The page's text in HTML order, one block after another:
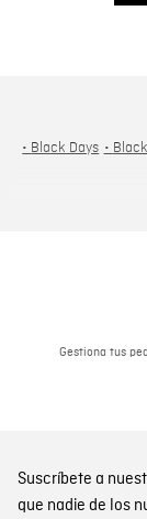
• Black Days •
Gestiona tus
Suscríbete a
que nadie de los